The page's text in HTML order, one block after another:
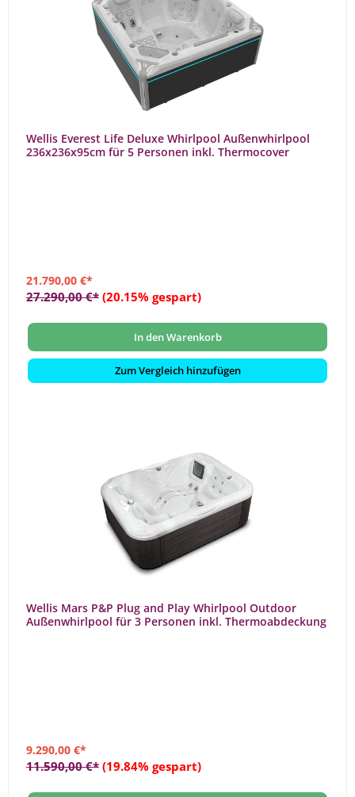
Wellis Everest Life Deluxe Whirlpool Außenwhirlpool
236x236x95cm für 5 Personen inkl. Thermocover
21.790,00 €*
27.290,00 €* (20.15% gespart)
In den Warenkorb
Zum Vergleich hinzufügen
Wellis Mars P&P Plug and Play Whirlpool Outdoor
Außenwhirlpool für 3 Personen inkl. Thermoabdeckung
9.290,00 €*
11.590,00 €* (19.84% gespart)